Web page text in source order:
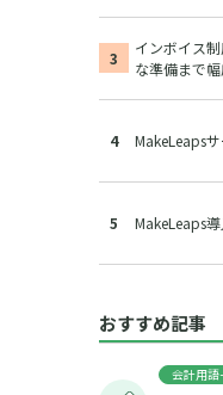
インボイス
な準備まで幅
MakeLeaps
MakeLeaps
おすすめ記事
会計用語